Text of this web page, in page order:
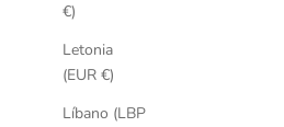
€)
Letonia
(EUR €)
Líbano (LBP